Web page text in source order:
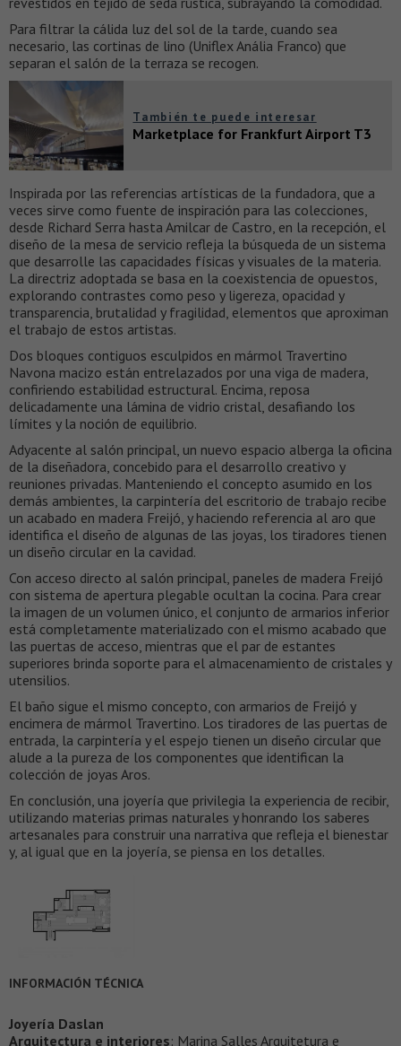
Para filtrar la cálida luz del sol de la tarde, cuando sea
necesario, las cortinas de lino (Uniflex Anália Franco) que
separan el salón de la terraza se recogen.
También te puede interesar
Marketplace for Frankfurt Airport T3
Inspirada por las referencias artísticas de la fundadora, que a
veces sirve como fuente de inspiración para las colecciones,
desde Richard Serra hasta Amilcar de Castro, en la recepción, el
diseño de la mesa de servicio refleja la búsqueda de un sistema
que desarrolle las capacidades físicas y visuales de la materia.
La directriz adoptada se basa en la coexistencia de opuestos,
explorando contrastes como peso y ligereza, opacidad y
transparencia, brutalidad y fragilidad, elementos que aproximan
el trabajo de estos artistas.
Dos bloques contiguos esculpidos en mármol Travertino
Navona macizo están entrelazados por una viga de madera,
confiriendo estabilidad estructural. Encima, reposa
delicadamente una lámina de vidrio cristal, desafiando los
límites y la noción de equilibrio.
Adyacente al salón principal, un nuevo espacio alberga la oficina
de la diseñadora, concebido para el desarrollo creativo y
reuniones privadas. Manteniendo el concepto asumido en los
demás ambientes, la carpintería del escritorio de trabajo recibe
un acabado en madera Freijó, y haciendo referencia al aro que
identifica el diseño de algunas de las joyas, los tiradores tienen
un diseño circular en la cavidad.
Con acceso directo al salón principal, paneles de madera Freijó
con sistema de apertura plegable ocultan la cocina. Para crear
la imagen de un volumen único, el conjunto de armarios inferior
está completamente materializado con el mismo acabado que
las puertas de acceso, mientras que el par de estantes
superiores brinda soporte para el almacenamiento de cristales y
utensilios.
El baño sigue el mismo concepto, con armarios de Freijó y
encimera de mármol Travertino. Los tiradores de las puertas de
entrada, la carpintería y el espejo tienen un diseño circular que
alude a la pureza de los componentes que identifican la
colección de joyas Aros.
En conclusión, una joyería que privilegia la experiencia de recibir,
utilizando materias primas naturales y honrando los saberes
artesanales para construir una narrativa que refleja el bienestar
y, al igual que en la joyería, se piensa en los detalles.
INFORMACIÓN TÉCNICA
Joyería Daslan
Arquitectura e interiores: Marina Salles Arquitetura e